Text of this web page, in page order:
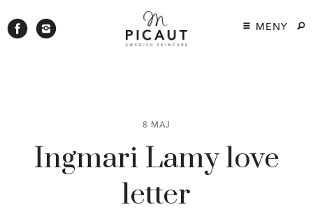
MENY
8 MAJ
Ingmari Lamy love
letter